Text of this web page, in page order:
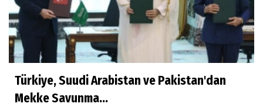
Türkiye, Suudi Arabistan ve Pakistan'dan
Mekke Savunma...